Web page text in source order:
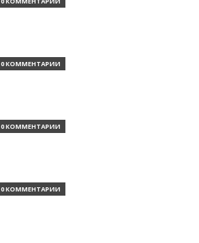
0 КОММЕНТАРИИ
0 КОММЕНТАРИИ
0 КОММЕНТАРИИ